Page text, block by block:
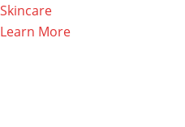
Skincare
Learn More